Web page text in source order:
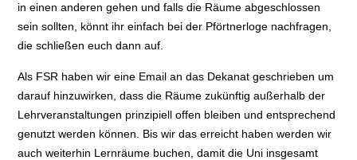
in einen anderen gehen und falls die Räume abgeschlossen
sein sollten, könnt ihr einfach bei der Pförtnerloge nachfragen,
die schließen euch dann auf.
Als FSR haben wir eine Email an das Dekanat geschrieben um
darauf hinzuwirken, dass die Räume zukünftig außerhalb der
Lehrveranstaltungen prinzipiell offen bleiben und entsprechend
genutzt werden können. Bis wir das erreicht haben werden wir
auch weiterhin Lernräume buchen, damit die Uni insgesamt